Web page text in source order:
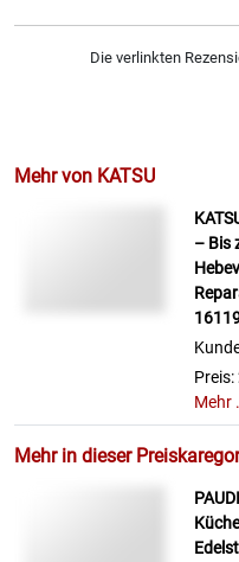
Die verlinkten
Mehr von KATSU
– Bis
Preis:
Mehr
Mehr in dieser